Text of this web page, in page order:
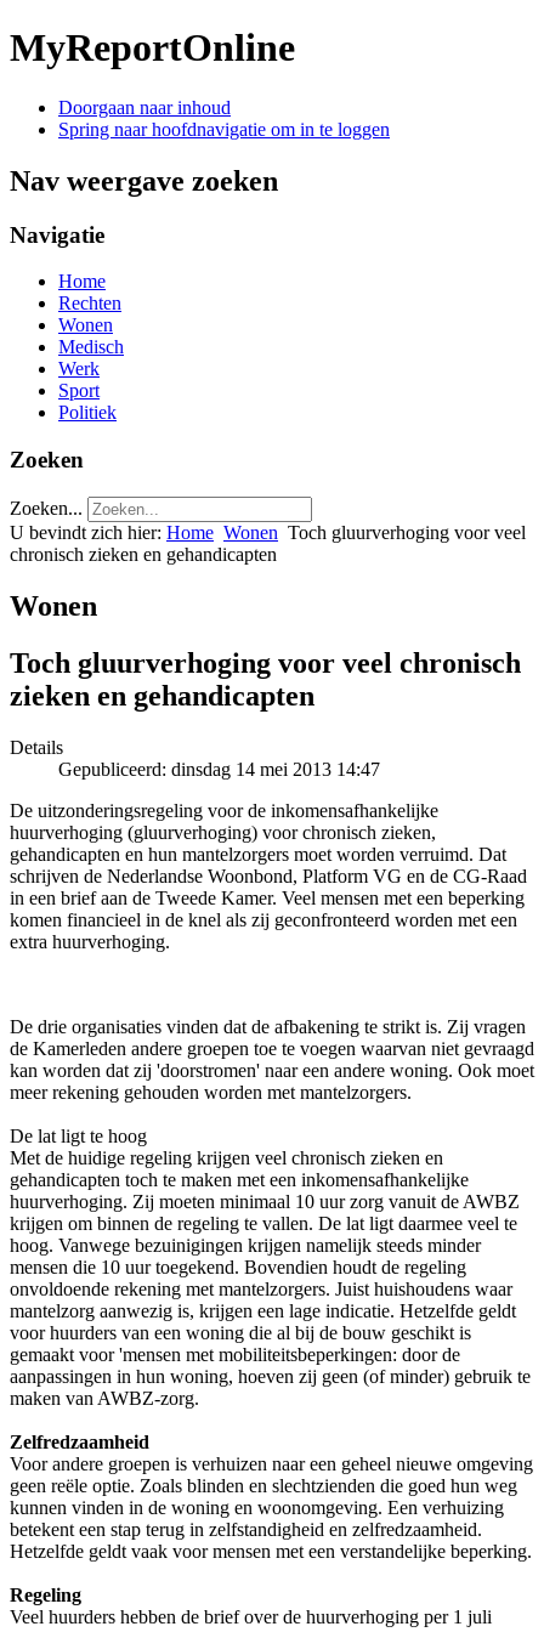
MyReportOnline
Doorgaan naar inhoud
Spring naar hoofdnavigatie om in te loggen
Nav weergave zoeken
Navigatie
Home
Rechten
Wonen
Medisch
Werk
Sport
Politiek
Zoeken
Zoeken...
U bevindt zich hier: Home Wonen Toch gluurverhoging voor veel
chronisch zieken en gehandicapten
Wonen
Toch gluurverhoging voor veel chronisch
zieken en gehandicapten
Details
Gepubliceerd: dinsdag 14 mei 2013 14:47
De uitzonderingsregeling voor de inkomensafhankelijke
huurverhoging (gluurverhoging) voor chronisch zieken,
gehandicapten en hun mantelzorgers moet worden verruimd. Dat
schrijven de Nederlandse Woonbond, Platform VG en de CG-Raad
in een brief aan de Tweede Kamer. Veel mensen met een beperking
komen financieel in de knel als zij geconfronteerd worden met een
extra huurverhoging.
De drie organisaties vinden dat de afbakening te strikt is. Zij vragen
de Kamerleden andere groepen toe te voegen waarvan niet gevraagd
kan worden dat zij 'doorstromen' naar een andere woning. Ook moet
meer rekening gehouden worden met mantelzorgers.
De lat ligt te hoog
Met de huidige regeling krijgen veel chronisch zieken en
gehandicapten toch te maken met een inkomensafhankelijke
huurverhoging. Zij moeten minimaal 10 uur zorg vanuit de AWBZ
krijgen om binnen de regeling te vallen. De lat ligt daarmee veel te
hoog. Vanwege bezuinigingen krijgen namelijk steeds minder
mensen die 10 uur toegekend. Bovendien houdt de regeling
onvoldoende rekening met mantelzorgers. Juist huishoudens waar
mantelzorg aanwezig is, krijgen een lage indicatie. Hetzelfde geldt
voor huurders van een woning die al bij de bouw geschikt is
gemaakt voor 'mensen met mobiliteitsbeperkingen: door de
aanpassingen in hun woning, hoeven zij geen (of minder) gebruik te
maken van AWBZ-zorg.
Zelfredzaamheid
Voor andere groepen is verhuizen naar een geheel nieuwe omgeving
geen reële optie. Zoals blinden en slechtzienden die goed hun weg
kunnen vinden in de woning en woonomgeving. Een verhuizing
betekent een stap terug in zelfstandigheid en zelfredzaamheid.
Hetzelfde geldt vaak voor mensen met een verstandelijke beperking.
Regeling
Veel huurders hebben de brief over de huurverhoging per 1 juli